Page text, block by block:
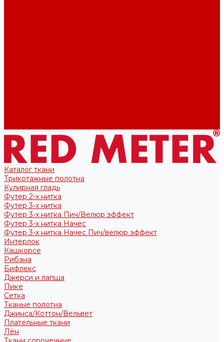
Каталог ткани
Трикотажные полотна
Кулирная гладь
Футер 2-х нитка
Футер 3-х нитка
Футер 3-х нитка Пич/Велюр эффект
Футер 3-х нитка Начес
Футер 3-х нитка Начес Пич/велюр эффект
Интерлок
Кашкорсе
Рибана
Бифлекс
Джерси и лапша
Пике
Сетка
Тканые полотна
Джинса/Коттон/Вельвет
Плательные ткани
Лён